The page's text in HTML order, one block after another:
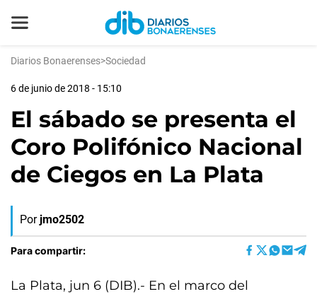
Diarios Bonaerenses>Sociedad
6 de junio de 2018 - 15:10
El sábado se presenta el
Coro Polifónico Nacional
de Ciegos en La Plata
Por jmo2502
Para compartir:
La Plata, jun 6 (DIB).- En el marco del